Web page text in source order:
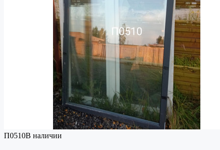
П0510В наличии